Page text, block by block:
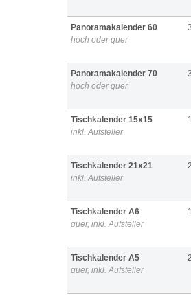
Panoramakalender 60
hoch oder quer
Panoramakalender 70
hoch oder quer
Tischkalender 15x15
inkl. Aufsteller
Tischkalender 21x21
inkl. Aufsteller
Tischkalender A6
quer, inkl. Aufsteller
Tischkalender A5
quer, inkl. Aufsteller